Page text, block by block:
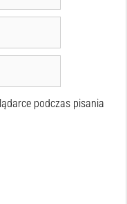
podczas pisania